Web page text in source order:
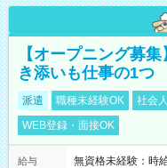
【オープニング募
き添いも仕事の1つ
派遣 職種未経験OK 社会
WEB登録・面接OK
給与
無資格未経験：